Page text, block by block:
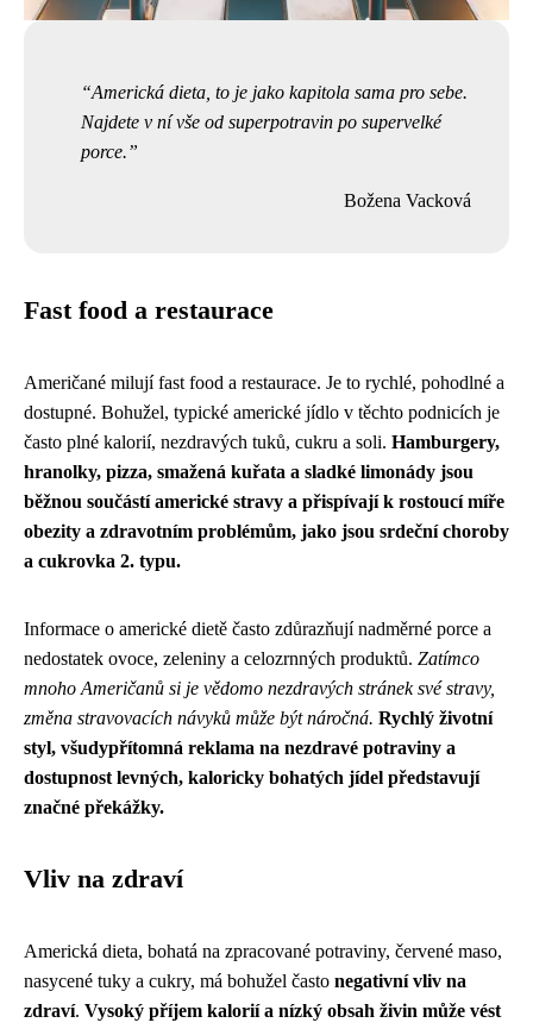
Americká dieta, to je jako kapitola sama pro sebe.
Najdete v ní vše od superpotravin po supervelké
porce.
Božena Vacková
Fast food a restaurace
Američané milují fast food a restaurace. Je to rychlé, pohodlné a
dostupné. Bohužel, typické americké jídlo v těchto podnicích je
často plné kalorií, nezdravých tuků, cukru a soli. Hamburgery,
hranolky, pizza, smažená kuřata a sladké limonády jsou
běžnou součástí americké stravy a přispívají k rostoucí míře
obezity a zdravotním problémům, jako jsou srdeční choroby
a cukrovka 2. typu.
Informace o americké dietě často zdůrazňují nadměrné porce a
nedostatek ovoce, zeleniny a celozrnných produktů. Zatímco
mnoho Američanů si je vědomo nezdravých stránek své stravy,
změna stravovacích návyků může být náročná. Rychlý životní
styl, všudypřítomná reklama na nezdravé potraviny a
dostupnost levných, kaloricky bohatých jídel představují
značné překážky.
Vliv na zdraví
Americká dieta, bohatá na zpracované potraviny, červené maso,
nasycené tuky a cukry, má bohužel často negativní vliv na
zdraví. Vysoký příjem kalorií a nízký obsah živin může vést